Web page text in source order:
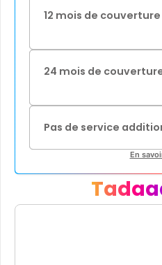
12 mois de couverture
24 mois de
Pas de service
En